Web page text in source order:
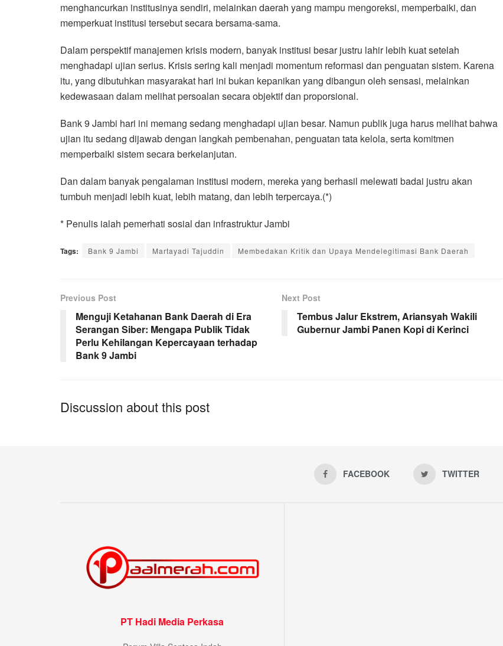
menghancurkan institusinya sendiri, melainkan daerah yang mampu mengoreksi, memperbaiki, dan
memperkuat institusi tersebut secara bersama-sama.
Dalam perspektif manajemen krisis modern, banyak institusi besar justru lahir lebih kuat setelah
menghadapi ujian serius. Krisis sering kali menjadi momentum reformasi dan penguatan sistem. Karena
itu, yang dibutuhkan masyarakat hari ini bukan kepanikan yang dibangun oleh sensasi, melainkan
kedewasaan dalam melihat persoalan secara objektif dan proporsional.
Bank 9 Jambi hari ini memang sedang menghadapi ujian besar. Namun publik juga harus melihat bahwa
ujian itu sedang dijawab dengan langkah pembenahan, penguatan tata kelola, serta komitmen
memperbaiki sistem secara berkelanjutan.
Dan dalam banyak pengalaman institusi modern, mereka yang berhasil melewati badai justru akan
tumbuh menjadi lebih kuat, lebih matang, dan lebih terpercaya.(*)
* Penulis ialah pemerhati sosial dan infrastruktur Jambi
Tags: Bank 9 Jambi Martayadi Tajuddin Membedakan Kritik dan Upaya Mendelegitimasi Bank Daerah
Previous Post
Menguji Ketahanan Bank Daerah di Era
Serangan Siber: Mengapa Publik Tidak
Perlu Kehilangan Kepercayaan terhadap
Bank 9 Jambi
Next Post
Tembus Jalur Ekstrem, Ariansyah Wakili
Gubernur Jambi Panen Kopi di Kerinci
Discussion about this post
FACEBOOK TWITTER
PT Hadi Media Perkasa